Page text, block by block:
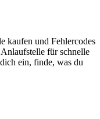
kaufen und Fehlercodes
für schnelle
ein, finde, was du